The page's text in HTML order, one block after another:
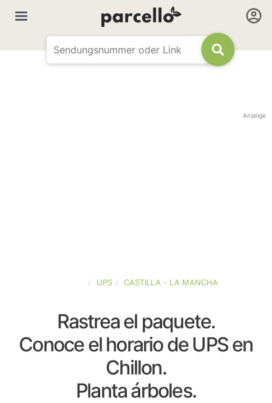
Anzeige
UPS CASTILLA - LA MANCHA
Rastrea el paquete.
Conoce el horario de UPS en
Chillon.
Planta árboles.